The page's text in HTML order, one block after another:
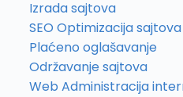
Izrada sajtova
SEO Optimizacija
Plaćeno oglašavanje
Održavanje sajtova
Web Administracija